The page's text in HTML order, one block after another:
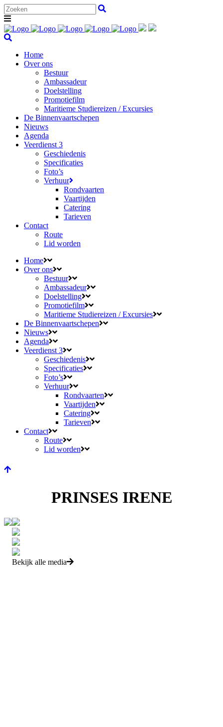
Home
Over ons
Bestuur
Ambassadeur
Doelstelling
Promotiefilm
Maritieme Studiereizen / Excursies
De Binnenvaartschepen
Nieuws
Agenda
Veerdienst 3
Geschiedenis
Specificaties
Foto’s
Verhuur
Rondvaarten
Vaartijden
Catering
Tarieven
Contact
Route
Lid worden
Home
Over ons
Bestuur
Ambassadeur
Doelstelling
Promotiefilm
Maritieme Studiereizen / Excursies
De Binnenvaartschepen
Nieuws
Agenda
Veerdienst 3
Geschiedenis
Specificaties
Foto’s
Verhuur
Rondvaarten
Vaartijden
Catering
Tarieven
Contact
Route
Lid worden
PRINSES IRENE
Bekijk alle media